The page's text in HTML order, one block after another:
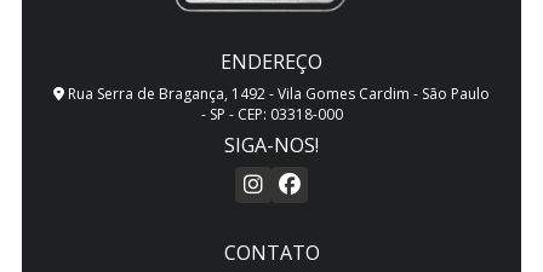
ENDEREÇO
Rua Serra de Bragança, 1492 - Vila Gomes Cardim - São Paulo
- SP - CEP: 03318-000
SIGA-NOS!
CONTATO